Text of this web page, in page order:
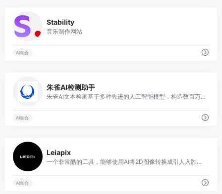
Stability
音乐制作网站
AI集合
朱雀AI检测助手
朱雀AI文本检测基于多种先进的人工智能模型，构造数百万级别的数据进行训练，能够识别出人类和AI的书写模式。该系统不仅具备优秀的英文检测能力，在处理中文数据方面表现尤为出色。
AI集合
Leiapix
一个非常酷的工具，能够使用AI将2D图像转换成引人入胜的3D动画。
AI集合